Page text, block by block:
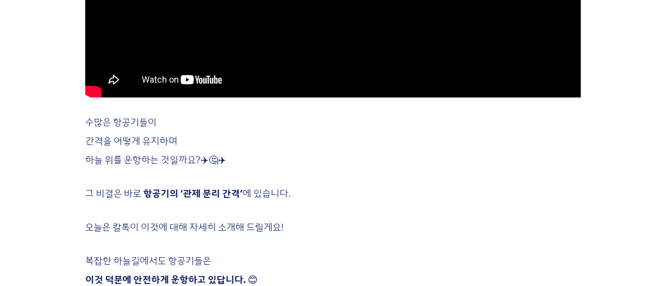
수많은 항공기들이
간격을 어떻게 유지하며
하늘 위를 운항하는 것일까요?✈️🤔✈️
그 비결은 바로 항공기의 ‘관제 분리 간격’에 있습니다.
오늘은 칼톡이 이것에 대해 자세히 소개해 드릴게요!
복잡한 하늘길에서도 항공기들은
이것 덕분에 안전하게 운항하고 있답니다.😊